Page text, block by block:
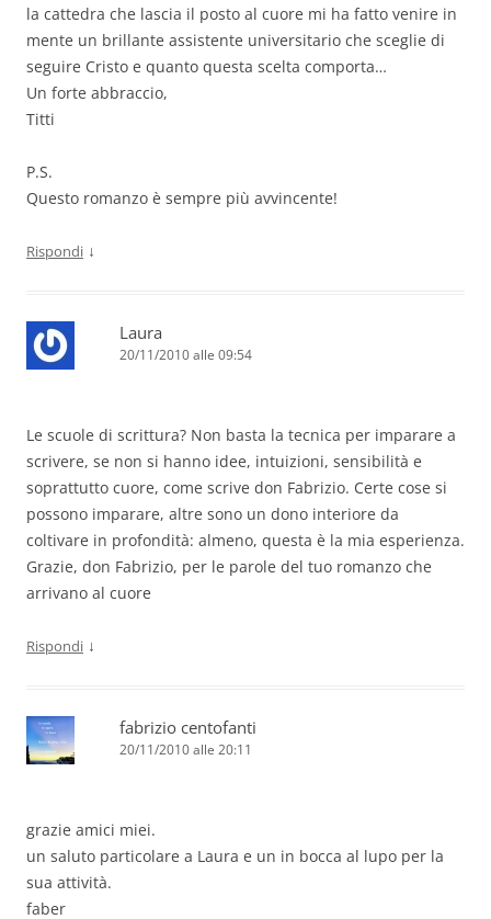
la cattedra che lascia il posto al cuore mi ha fatto venire in
mente un brillante assistente universitario che sceglie di
seguire Cristo e quanto questa scelta comporta…
Un forte abbraccio,
Titti
P.S.
Questo romanzo è sempre più avvincente!
Rispondi ↓
Laura
20/11/2010 alle 09:54
Le scuole di scrittura? Non basta la tecnica per imparare a
scrivere, se non si hanno idee, intuizioni, sensibilità e
soprattutto cuore, come scrive don Fabrizio. Certe cose si
possono imparare, altre sono un dono interiore da
coltivare in profondità: almeno, questa è la mia esperienza.
Grazie, don Fabrizio, per le parole del tuo romanzo che
arrivano al cuore
Rispondi ↓
fabrizio centofanti
20/11/2010 alle 20:11
grazie amici miei.
un saluto particolare a Laura e un in bocca al lupo per la
sua attività.
faber